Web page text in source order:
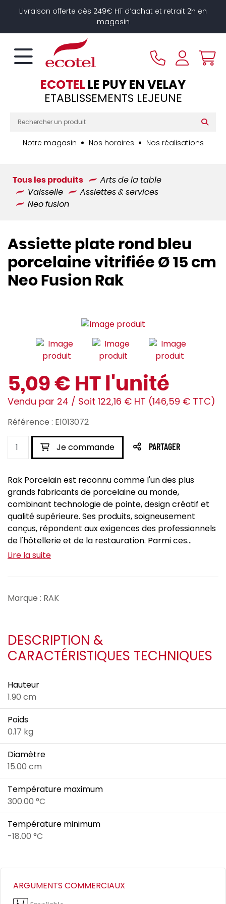
Livraison offerte dès 249€ HT d’achat et retrait 2h en
magasin
ECOTELLE PUY EN VELAY
ETABLISSEMENTS LEJEUNE
Notre magasin Nos horaires Nos réalisations
Tous les produits
Arts de la table
Vaisselle
Assiettes & services
Neo fusion
Assiette plate rond bleu
porcelaine vitrifiée Ø 15 cm
Neo Fusion Rak
5,09 € HT l'unité
Vendu par 24 / Soit 122,16 € HT (146,59 € TTC)
Référence : E1013072
Je commande PARTAGER
Rak Porcelain est reconnu comme l'un des plus
grands fabricants de porcelaine au monde,
combinant technologie de pointe, design créatif et
qualité supérieure. Ses produits, soigneusement
conçus, répondent aux exigences des professionnels
de l'hôtellerie et de la restauration. Parmi ces...
Lire la suite
Marque : RAK
DESCRIPTION &
CARACTÉRISTIQUES TECHNIQUES
Hauteur
1.90 cm
Poids
0.17 kg
Diamètre
15.00 cm
Température maximum
300.00 °C
Température minimum
-18.00 °C
ARGUMENTS COMMERCIAUX
Panneau de gestion des cookies